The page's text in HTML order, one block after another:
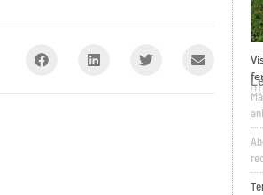
à la